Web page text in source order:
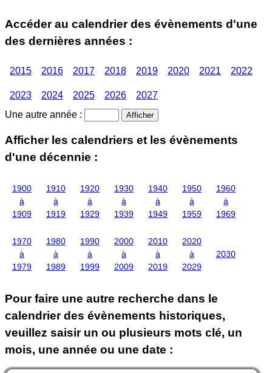
Accéder au calendrier des évènements d'une
des dernières années :
2015 2016 2017 2018 2019 2020 2021 2022
2023 2024 2025 2026
2027
Une autre année :
Afficher les calendriers et les évènements
d'une décennie :
1900
à
1909
1910
à
1919
1920
à
1929
1930
à
1939
1940
à
1949
1950
à
1959
1960
à
1969
1970
à
1979
1980
à
1989
1990
à
1999
2000
à
2009
2010
à
2019
2020
à
2029
2030
Pour faire une autre recherche dans le
calendrier des évènements historiques,
veuillez saisir un ou plusieurs mots clé, un
mois, une année ou une date :